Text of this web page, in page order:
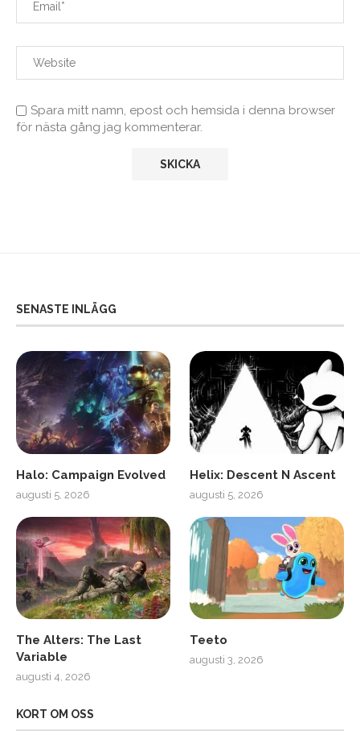
Spara mitt namn, epost och hemsida i denna browser
för nästa gång jag kommenterar.
SENASTE INLÄGG
Halo: Campaign Evolved
augusti 5, 2026
Helix: Descent N Ascent
augusti 5, 2026
The Alters: The Last
Variable
augusti 4, 2026
Teeto
augusti 3, 2026
KORT OM OSS